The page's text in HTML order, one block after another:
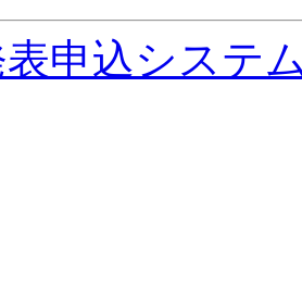
申込システ